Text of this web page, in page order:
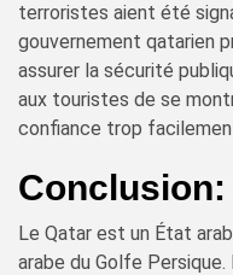
terroristes aient été
gouvernement qatarien
assurer la sécurité
aux touristes de se
confiance trop
Conclusion:
Le Qatar est un État
arabe du Golfe